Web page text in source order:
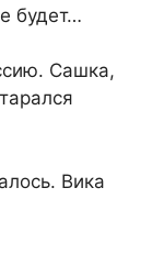
будет…
Сашка,
Вика